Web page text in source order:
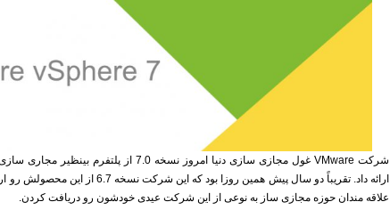
ارائه داد. تقریباً دو سال پیش همین روزا بود که
علاقه مندان حوزه مجازی ساز به نوعی از این شرکت عیدی خودشون رو دریافت کردن.